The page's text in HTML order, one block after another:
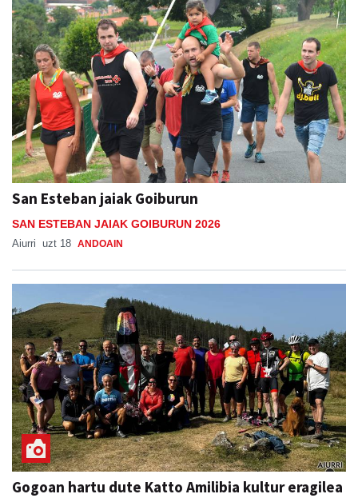
San Esteban jaiak Goiburun
SAN ESTEBAN JAIAK GOIBURUN 2026
Aiurri uzt 18 ANDOAIN
Gogoan hartu dute Katto Amilibia kultur eragilea